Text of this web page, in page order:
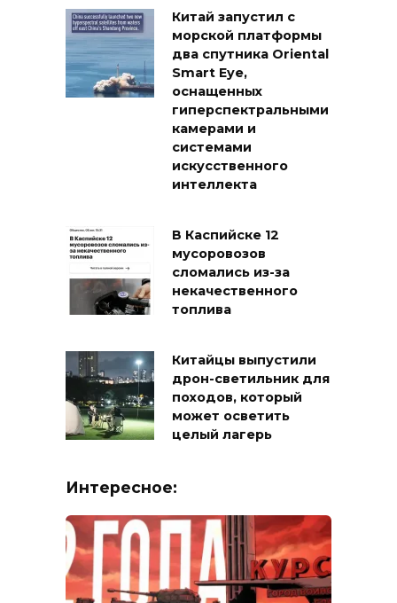
Китай запустил с
морской платформы
два спутника Oriental
Smart Eye,
оснащенных
гиперспектральными
камерами и
системами
искусственного
интеллекта
В Каспийске 12
мусоровозов
сломались из-за
некачественного
топлива
Китайцы выпустили
дрон-светильник для
походов, который
может осветить
целый лагерь
Интересное: